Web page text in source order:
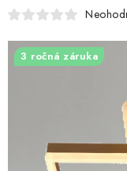
PRACOVNÉ
ELEKTROMATERIÁL
SAMSUNG
3 ročná záruka